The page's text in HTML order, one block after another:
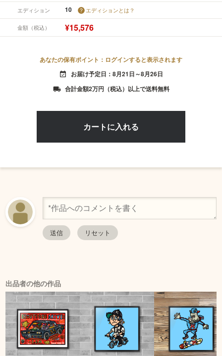
エディション 10 エディションとは？
金額（税込） ¥15,576
あなたの保有ポイント：ログインすると表示されます
event_available お届け予定日：8月21日～8月26日
local_shipping 合計金額2万円（税込）以上で送料無料
出品者の他の作品